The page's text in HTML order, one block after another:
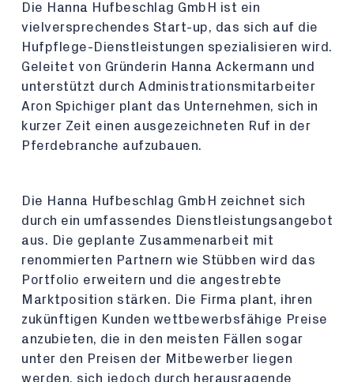
Die Hanna Hufbeschlag GmbH ist ein
vielversprechendes Start-up, das sich auf die
Hufpflege-Dienstleistungen spezialisieren wird.
Geleitet von Gründerin Hanna Ackermann und
unterstützt durch Administrationsmitarbeiter
Aron Spichiger plant das Unternehmen, sich in
kurzer Zeit einen ausgezeichneten Ruf in der
Pferdebranche aufzubauen.
Die Hanna Hufbeschlag GmbH zeichnet sich
durch ein umfassendes Dienstleistungsangebot
aus. Die geplante Zusammenarbeit mit
renommierten Partnern wie Stübben wird das
Portfolio erweitern und die angestrebte
Marktposition stärken. Die Firma plant, ihren
zukünftigen Kunden wettbewerbsfähige Preise
anzubieten, die in den meisten Fällen sogar
unter den Preisen der Mitbewerber liegen
werden, sich jedoch durch herausragende